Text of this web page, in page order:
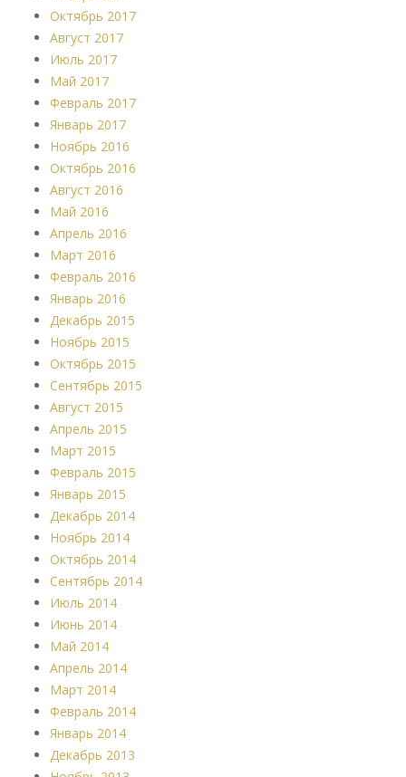
Октябрь 2017
Август 2017
Июль 2017
Май 2017
Февраль 2017
Январь 2017
Ноябрь 2016
Октябрь 2016
Август 2016
Май 2016
Апрель 2016
Март 2016
Февраль 2016
Январь 2016
Декабрь 2015
Ноябрь 2015
Октябрь 2015
Сентябрь 2015
Август 2015
Апрель 2015
Март 2015
Февраль 2015
Январь 2015
Декабрь 2014
Ноябрь 2014
Октябрь 2014
Сентябрь 2014
Июль 2014
Июнь 2014
Май 2014
Апрель 2014
Март 2014
Февраль 2014
Январь 2014
Декабрь 2013